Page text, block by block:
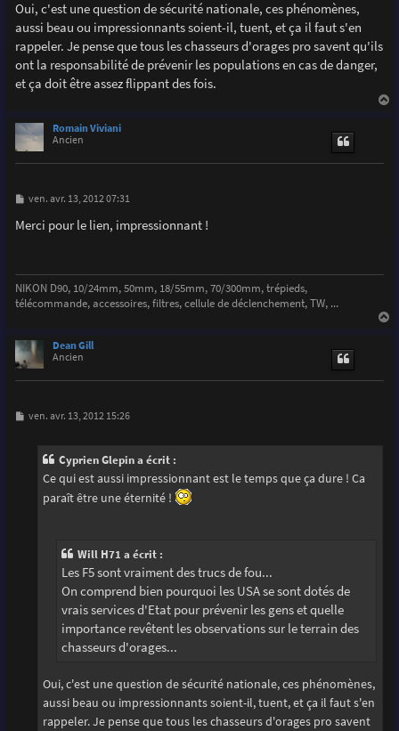
Oui, c'est une question de sécurité nationale, ces phénomènes,
aussi beau ou impressionnants soient-il, tuent, et ça il faut s'en
rappeler. Je pense que tous les chasseurs d'orages pro savent qu'ils
ont la responsabilité de prévenir les populations en cas de danger,
et ça doit être assez flippant des fois.
Romain Viviani
Ancien
M
s
s
ven. avr. 13, 2012 07:31
Merci pour le lien, impressionnant !
NIKON D90, 10/24mm, 50mm, 18/55mm, 70/300mm, trépieds,
télécommande, accessoires, filtres, cellule de déclenchement, TW, ...
Dean Gill
Ancien
M
ven. avr. 13, 2012 15:26
Cyprien Glepin a écrit :
Ce qui est aussi impressionnant est le temps que ça dure ! Ca
paraît être une éternité !
Will H71 a écrit :
Les F5 sont vraiment des trucs de fou...
On comprend bien pourquoi les USA se sont dotés de
vrais services d'Etat pour prévenir les gens et quelle
importance revêtent les observations sur le terrain des
chasseurs d'orages...
Oui, c'est une question de sécurité nationale, ces phénomènes,
aussi beau ou impressionnants soient-il, tuent, et ça il faut s'en
rappeler. Je pense que tous les chasseurs d'orages pro savent